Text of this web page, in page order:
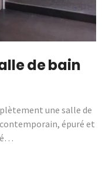
de bain
une salle de
épuré et